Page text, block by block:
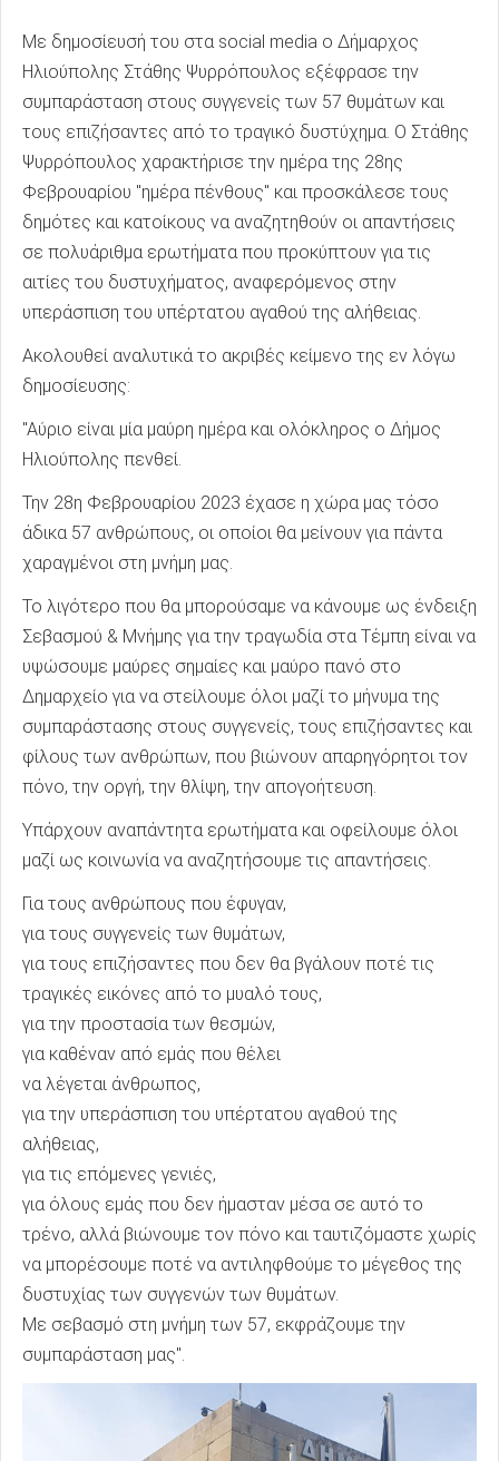
Με δημοσίευσή του στα social media ο Δήμαρχος
Ηλιούπολης Στάθης Ψυρρόπουλος εξέφρασε την
συμπαράσταση στους συγγενείς των 57 θυμάτων και
τους επιζήσαντες από το τραγικό δυστύχημα. Ο Στάθης
Ψυρρόπουλος χαρακτήρισε την ημέρα της 28ης
Φεβρουαρίου "ημέρα πένθους" και προσκάλεσε τους
δημότες και κατοίκους να αναζητηθούν οι απαντήσεις
σε πολυάριθμα ερωτήματα που προκύπτουν για τις
αιτίες του δυστυχήματος, αναφερόμενος στην
υπεράσπιση του υπέρτατου αγαθού της αλήθειας.
Ακολουθεί αναλυτικά το ακριβές κείμενο της εν λόγω
δημοσίευσης:
"Αύριο είναι μία μαύρη ημέρα και ολόκληρος ο Δήμος
Ηλιούπολης πενθεί.
Την 28η Φεβρουαρίου 2023 έχασε η χώρα μας τόσο
άδικα 57 ανθρώπους, οι οποίοι θα μείνουν για πάντα
χαραγμένοι στη μνήμη μας.
Το λιγότερο που θα μπορούσαμε να κάνουμε ως ένδειξη
Σεβασμού & Μνήμης για την τραγωδία στα Τέμπη είναι να
υψώσουμε μαύρες σημαίες και μαύρο πανό στο
Δημαρχείο για να στείλουμε όλοι μαζί το μήνυμα της
συμπαράστασης στους συγγενείς, τους επιζήσαντες και
φίλους των ανθρώπων, που βιώνουν απαρηγόρητοι τον
πόνο, την οργή, την θλίψη, την απογοήτευση.
Υπάρχουν αναπάντητα ερωτήματα και οφείλουμε όλοι
μαζί ως κοινωνία να αναζητήσουμε τις απαντήσεις.
Για τους ανθρώπους που έφυγαν,
για τους συγγενείς των θυμάτων,
για τους επιζήσαντες που δεν θα βγάλουν ποτέ τις
τραγικές εικόνες από το μυαλό τους,
για την προστασία των θεσμών,
για καθέναν από εμάς που θέλει
να λέγεται άνθρωπος,
για την υπεράσπιση του υπέρτατου αγαθού της
αλήθειας,
για τις επόμενες γενιές,
για όλους εμάς που δεν ήμασταν μέσα σε αυτό το
τρένο, αλλά βιώνουμε τον πόνο και ταυτιζόμαστε χωρίς
να μπορέσουμε ποτέ να αντιληφθούμε το μέγεθος της
δυστυχίας των συγγενών των θυμάτων.
Με σεβασμό στη μνήμη των 57, εκφράζουμε την
συμπαράσταση μας".